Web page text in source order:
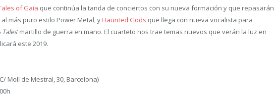
of Gaia que continúa la tanda de conciertos con su nueva formación y que repasarán
más puro estilo Power Metal, yHaunted Gods que llega con nueva vocalista para
‘ martillo de guerra en mano. El cuarteto nos trae temas nuevos que verán la luz en
este 2019.
Moll de Mestral, 30, Barcelona)